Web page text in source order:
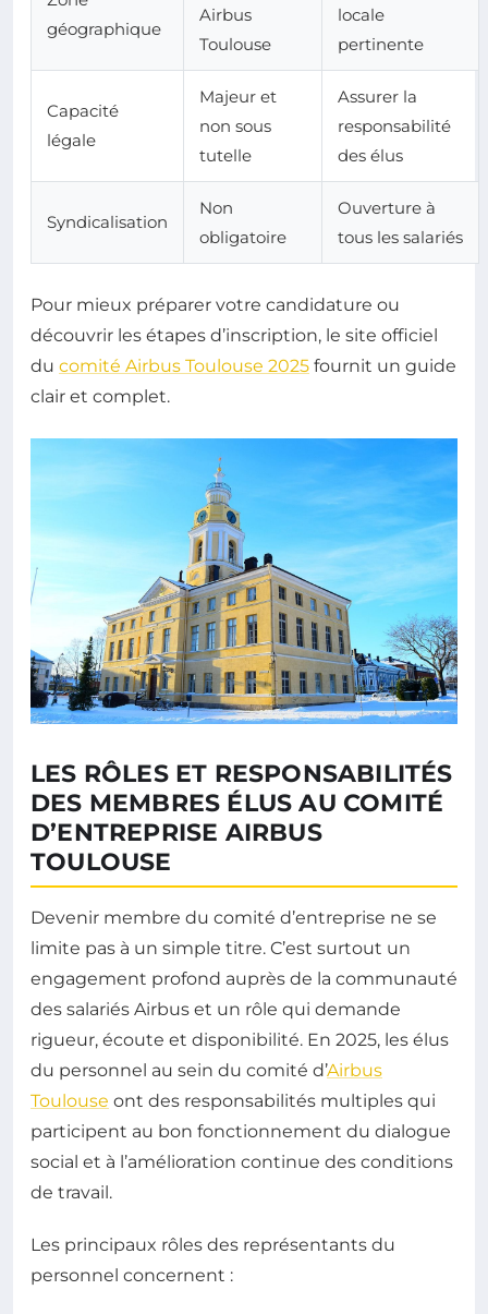
géographique
Airbus
Toulouse
locale
pertinente
Capacité
légale
Majeur et
non sous
tutelle
Assurer la
responsabilité
des élus
Syndicalisation
Non
obligatoire
Ouverture à
tous les salariés
Pour mieux préparer votre candidature ou
découvrir les étapes d’inscription, le site officiel
du comité Airbus Toulouse 2025 fournit un guide
clair et complet.
LES RÔLES ET RESPONSABILITÉS
DES MEMBRES ÉLUS AU COMITÉ
D’ENTREPRISE AIRBUS
TOULOUSE
Devenir membre du comité d’entreprise ne se
limite pas à un simple titre. C’est surtout un
engagement profond auprès de la communauté
des salariés Airbus et un rôle qui demande
rigueur, écoute et disponibilité. En 2025, les élus
du personnel au sein du comité d’Airbus
Toulouse ont des responsabilités multiples qui
participent au bon fonctionnement du dialogue
social et à l’amélioration continue des conditions
de travail.
Les principaux rôles des représentants du
personnel concernent :